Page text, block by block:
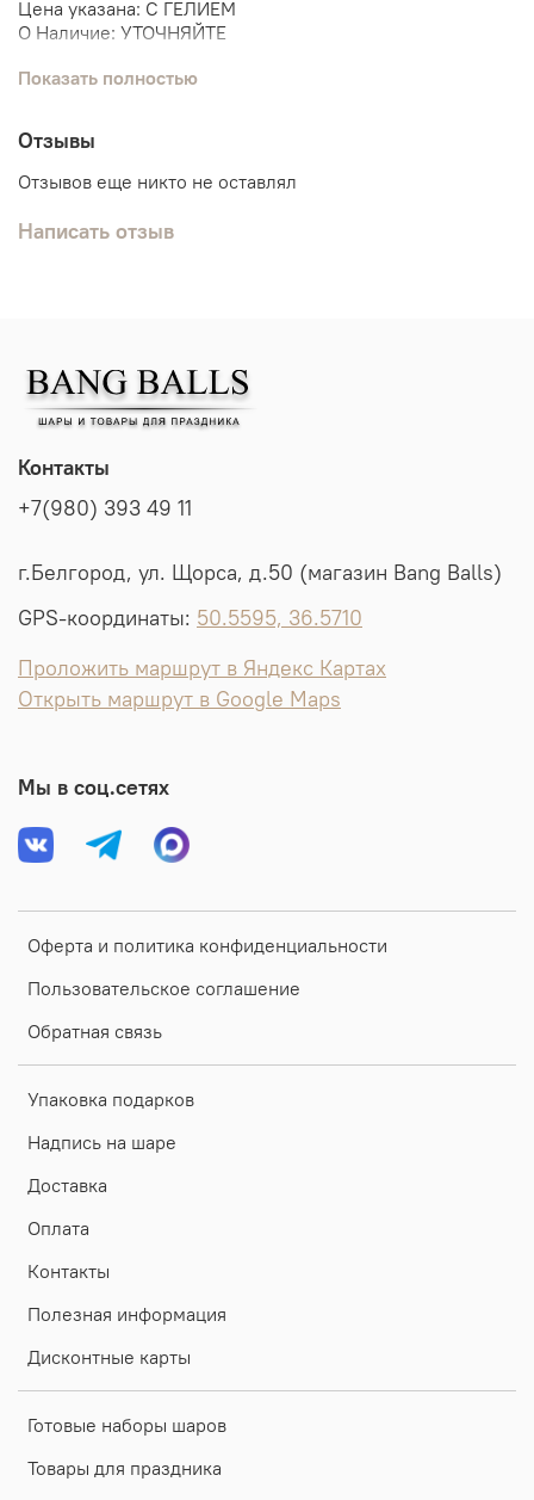
Цена указана: С ГЕЛИЕМ
О Наличие: УТОЧНЯЙТЕ
Мы поможем собрать связку шаров под данную фигуру.
Аист
Малыш
Выписка
Показать полностью
Отзывы
Отзывов еще никто не оставлял
Написать отзыв
Оферта и политика конфиденциальности
Пользовательское соглашение
Обратная связь
Упаковка подарков
Надпись на шаре
Доставка
Оплата
Контакты
Полезная информация
Дисконтные карты
Готовые наборы шаров
Товары для праздника
Контакты
+7(980) 393 49 11
г.Белгород, ул. Щорса, д.50 (магазин Bang Balls)
GPS-координаты: 50.5595, 36.5710
Проложить маршрут в Яндекс Картах
Открыть маршрут в Google Maps
Мы в соц.сетях